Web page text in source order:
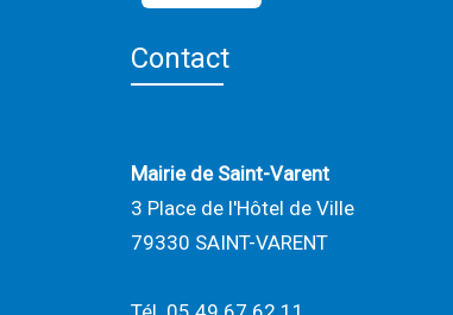
Contact
Mairie de Saint-Varent
3 Place de l'Hôtel de Ville
79330 SAINT-VARENT